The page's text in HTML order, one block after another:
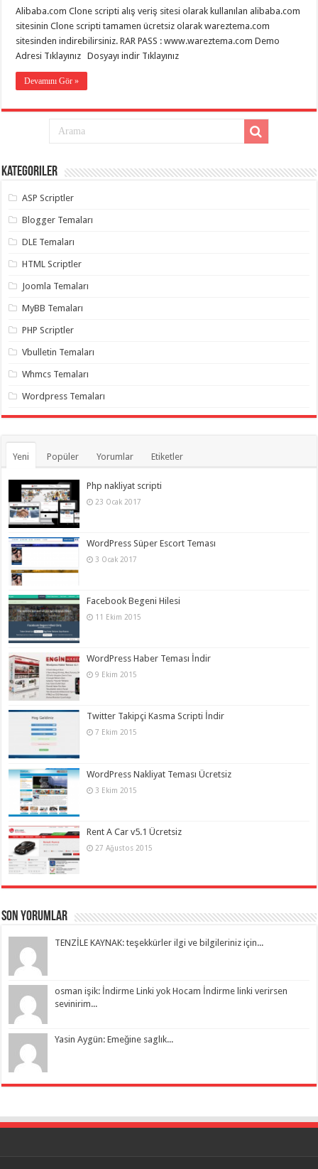
gaziantep
palyaço,
twitter
takipçi
twitter
takipçi
instagram
hilesi,
Alibaba.com Clone scripti alış veriş sitesi olarak kullanılan alibaba.com
sitesinin Clone scripti tamamen ücretsiz olarak wareztema.com
sitesinden indirebilirsiniz. RAR PASS : www.wareztema.com Demo
Adresi Tıklayınız Dosyayı indir Tıklayınız
Devamını Gör »
Kategoriler
ASP Scriptler
Blogger Temaları
DLE Temaları
HTML Scriptler
Joomla Temaları
MyBB Temaları
PHP Scriptler
Vbulletin Temaları
Whmcs Temaları
Wordpress Temaları
Yeni Popüler Yorumlar Etiketler
Php nakliyat scripti
23 Ocak 2017
WordPress Süper Escort Teması
3 Ocak 2017
Facebook Begeni Hilesi
11 Ekim 2015
WordPress Haber Teması İndir
9 Ekim 2015
Twitter Takipçi Kasma Scripti İndir
7 Ekim 2015
WordPress Nakliyat Teması Ücretsiz
3 Ekim 2015
Rent A Car v5.1 Ücretsiz
27 Ağustos 2015
Son Yorumlar
TENZİLE KAYNAK: teşekkürler ilgi ve bilgileriniz için...
osman işik: İndirme Linki yok Hocam İndirme linki verirsen
sevinirim...
Yasin Aygün: Emeğine saglık...